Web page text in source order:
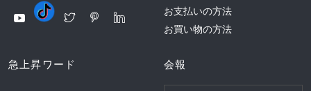
お支払いの方法
お買い物の方法
急上昇ワード 会報